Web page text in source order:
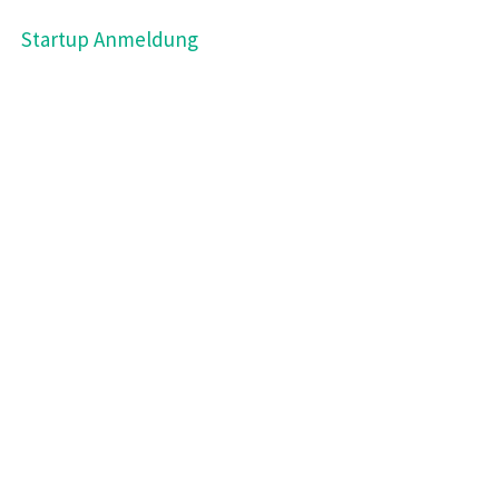
Startup Anmeldung